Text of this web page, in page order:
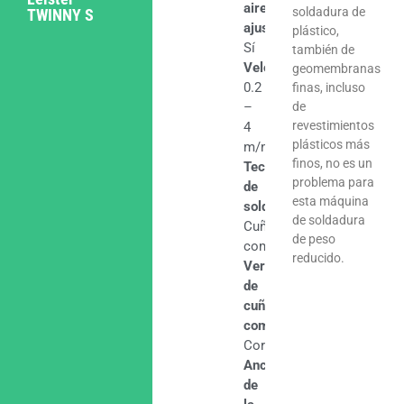
TWINNY S
aire
ajustable
Sí
Velocidad
0.2
–
4
m/min
Tecnología
de
soldadura
Cuña
combinada
Versión
de
cuña
combinada
Corto
Ancho
de
soldadura de
plástico,
también de
geomembranas
finas, incluso
de
revestimientos
plásticos más
finos, no es un
problema para
esta máquina
de soldadura
de peso
reducido.